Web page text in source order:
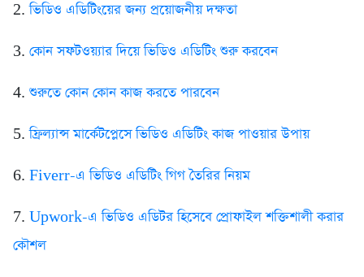
2.ভিডিও এডিটিংয়ের জন্য প্রয়োজনীয় দক্ষতা
3. কোন সফটওয়্যার দিয়ে ভিডিও এডিটিং শুরু করবেন
4. শুরুতে কোন কোন কাজ করতে পারবেন
5.ফ্রিল্যান্স মার্কেটপ্লেসে ভিডিও এডিটিং কাজ পাওয়ার উপায়
6. Fiverr-এ ভিডিও এডিটিং গিগ তৈরির নিয়ম
7. Upwork-এ ভিডিও এডিটর হিসেবে প্রোফাইল শক্তিশালী করার
কৌশল